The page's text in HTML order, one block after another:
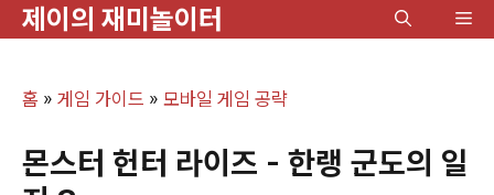
제이의 재미놀이터
메
홈 » 게임 가이드 » 모바일 게임 공략
몬스터 헌터 라이즈 - 한랭 군도의 일